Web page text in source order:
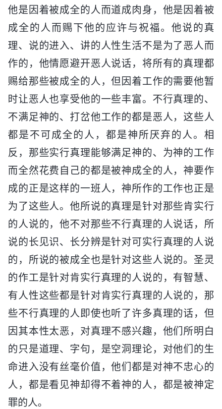
他是因着被成全的人而道成肉身，他是因着被
成全的人而赐下他的应许与祝福。他说的真
理、说的进入、讲的人性生活不是为了恶人而
作的，他情愿避开恶人说话，将所有的真理都
赐给那些被成全的人，但因着工作的需要他暂
时让恶人也享受他的一些丰富。不行真理的、
不满足神的、打岔他工作的都是恶人，这些人
都是不可成全的人，都是神所厌弃的人。相
反，那些实行真理能够满足神的、为神的工作
而全然花费自己的都是被神成全的人，神要作
成的正是这样的一班人，神所作的工作也正是
为了这些人。他所说的真理是针对那些肯实行
的人说的，他不对那些不行真理的人说话，所
说的长见识、长分辨是针对可实行真理的人说
的，所说的被成全也是针对这些人说的。圣灵
的作工是针对肯实行真理的人说的，有智慧、
有人性这些都是针对肯实行真理的人说的，那
些不行真理的人即使也听了许多真理的话，但
因其本性太恶，对真理不感兴趣，他们所明白
的只是道理、字句，是空洞理论，对他们的生
命进入没有丝毫价值，他们都是对神不忠心的
人，都是看见神却得不着神的人，都是被神定
罪的人。